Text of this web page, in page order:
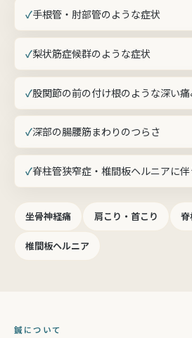
手根管・肘部管のような症状
梨状筋症候群のような症状
股関節の前の付け根のような深い
深部の腸腰筋まわりのつらさ
脊柱管狭窄症・椎間板ヘルニアに
坐骨神経痛 肩こり・首こり
椎間板ヘルニア
鍼について